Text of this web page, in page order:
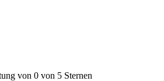
von 0 von 5 Sternen